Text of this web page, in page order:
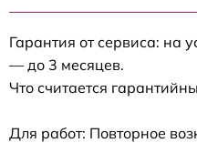
Гарантия от сервиса: на
— до 3 месяцев.
Что считается
Для работ: Повторное